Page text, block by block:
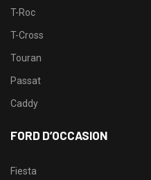
T-Roc
T-Cross
Touran
Passat
Caddy
FORD D’OCCASION
Fiesta